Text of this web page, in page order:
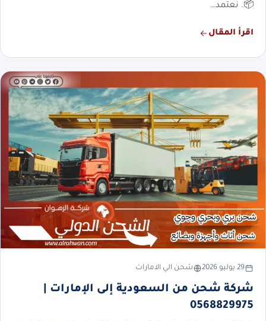
📦. نعتمد…
اقرأ المقال
29 يوليو 2026 شحن الي الامارات
شركة شحن من السعودية إلى الإمارات |
0568829975